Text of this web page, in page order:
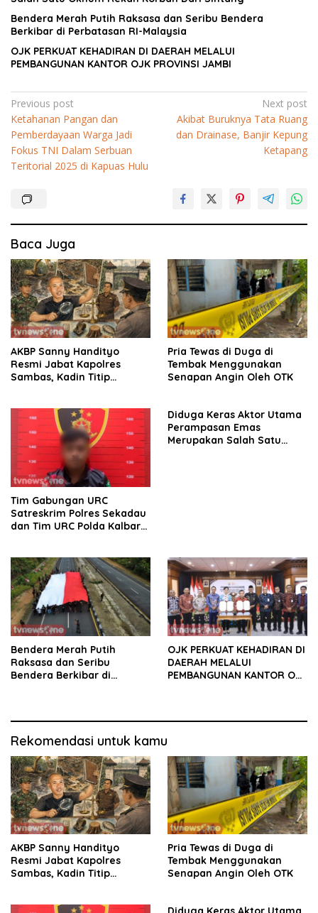
Bendera Merah Putih Raksasa dan Seribu Bendera
Berkibar di Perbatasan RI-Malaysia
OJK PERKUAT KEHADIRAN DI DAERAH MELALUI
PEMBANGUNAN KANTOR OJK PROVINSI JAMBI
Navigasi
pos
Previous post
Ketahanan Pangan dan
Pemberdayaan Warga Jadi
Fokus TNI Dalam Serbuan
Teritorial 2025 di Kapuas Hulu
Next post
Akibat Buruknya Tata Ruang
dan Drainase, Banjir Kepung
Ketapang
Baca Juga
AKBP Sanny Handityo
Resmi Jabat Kapolres
Sambas, Kadin Titip
Pria Tewas di Duga di
Tembak Menggunakan
Senapan Angin Oleh OTK
Tim Gabungan URC
Satreskrim Polres Sekadau
dan Tim URC Polda Kalbar
Diduga Keras Aktor Utama
Perampasan Emas
Merupakan Salah Satu
Bendera Merah Putih
Raksasa dan Seribu
Bendera Berkibar di
OJK PERKUAT KEHADIRAN DI
DAERAH MELALUI
PEMBANGUNAN KANTOR OJK
Rekomendasi untuk kamu
AKBP Sanny Handityo
Resmi Jabat Kapolres
Sambas, Kadin Titip
Pria Tewas di Duga di
Tembak Menggunakan
Senapan Angin Oleh OTK